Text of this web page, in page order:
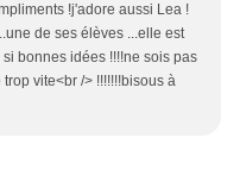
!j'adore aussi Lea !
de ses élèves ...elle est
bonnes idées !!!!ne sois pas
vite<br /> !!!!!!!bisous à